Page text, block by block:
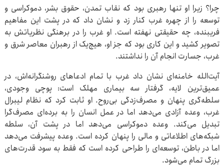
چرا؟ زیرا او تنها رهبری بود که نقاب تمدن، حقوق بشر، دموکراسی و
توسعه را از چهره غرب کنار زد و نشان داد که در پشت این مفاهیم
فریبنده، چه حقیقتی نهفته است. او غرب را در برهنگی نظریاتش به
تصویر کشید و این کاری بود که جز او، هیچ‌یک از رهبران معاصر شرق و
غرب، جسارت انجام آن را نداشتند.
آیت‌الله خامنه‌ای نشان داد غرب با تمام ادعاهای روشنگرانه‌اش، در
عمیق‌ترین لایه، گرفتار سه بیماری مهلک است: پوچی وجودی،
سلطه‌گری پنهان و مصرف‌زدگی بی‌روح. او ثابت کرد که نظام لیبرال
غرب، وعده آزادی می‌دهد اما در عمل انسان را به برده‌ای مصرف‌گرا
تبدیل می‌کند. وعده دموکراسی می‌دهد اما در پشت آن، سلطه
شبکه‌های اطلاعاتی و مالی را پنهان کرده است. وعده پیشرفت می‌دهد
اما در باطن، توسعه‌ای را طراحی کرده است که فقط به سود قدرت‌های
بزرگ تمام می‌شود.